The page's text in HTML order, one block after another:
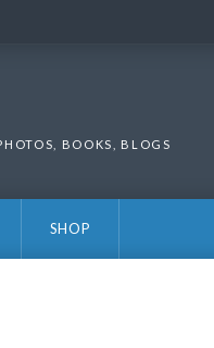
BOOKS, BLOGS
SHOP